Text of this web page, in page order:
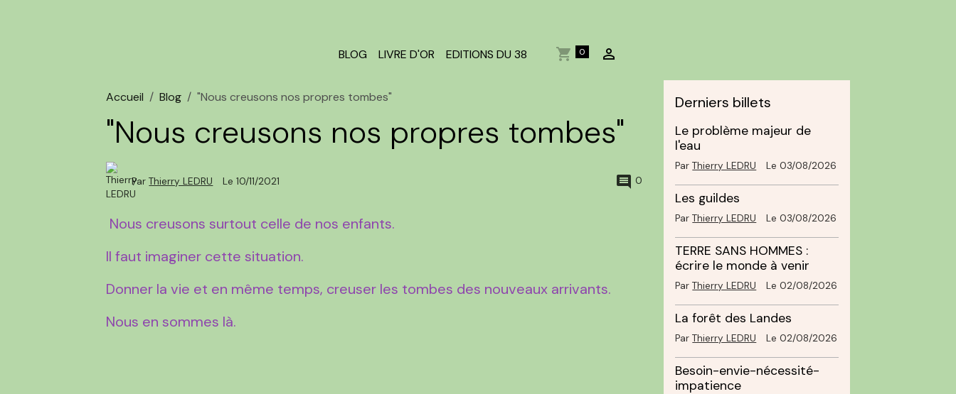
BLOG LIVRE D'OR EDITIONS DU 38 0
Accueil Blog "Nous creusons nos propres tombes"
"Nous creusons nos propres tombes"
ParThierry LEDRU Le 10/11/2021 0
Nous creusons surtout celle de nos enfants.
Il faut imaginer cette situation.
Donner la vie et en même temps, creuser les tombes des nouveaux arrivants.
Nous en sommes là.
Derniers billets
Le problème majeur de
l'eau
ParThierry LEDRU Le 03/08/2026
Les guildes
ParThierry LEDRU Le 03/08/2026
TERRE SANS HOMMES :
écrire le monde à venir
ParThierry LEDRU Le 02/08/2026
La forêt des Landes
ParThierry LEDRU Le 02/08/2026
Besoin-envie-nécessité-
impatience